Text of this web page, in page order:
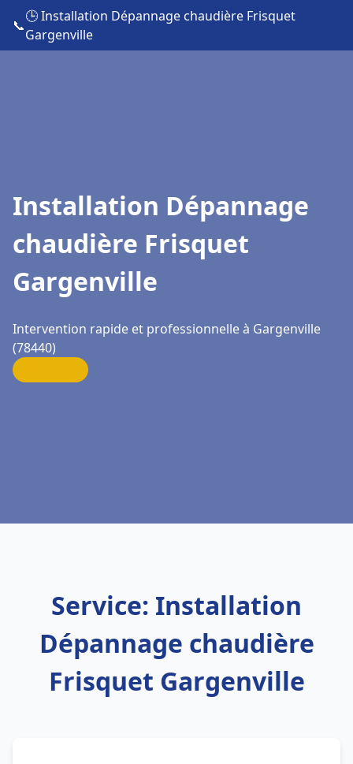
📞
🕒 Installation Dépannage chaudière Frisquet
Gargenville
Installation Dépannage
chaudière Frisquet
Gargenville
Intervention rapide et professionnelle à Gargenville
(78440)
Service: Installation
Dépannage chaudière
Frisquet Gargenville